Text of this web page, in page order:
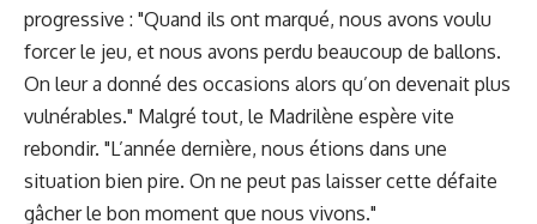
progressive : "Quand ils ont marqué, nous avons voulu
forcer le jeu, et nous avons perdu beaucoup de ballons.
On leur a donné des occasions alors qu’on devenait plus
vulnérables." Malgré tout, le Madrilène espère vite
rebondir. "L’année dernière, nous étions dans une
situation bien pire. On ne peut pas laisser cette défaite
gâcher le bon moment que nous vivons."